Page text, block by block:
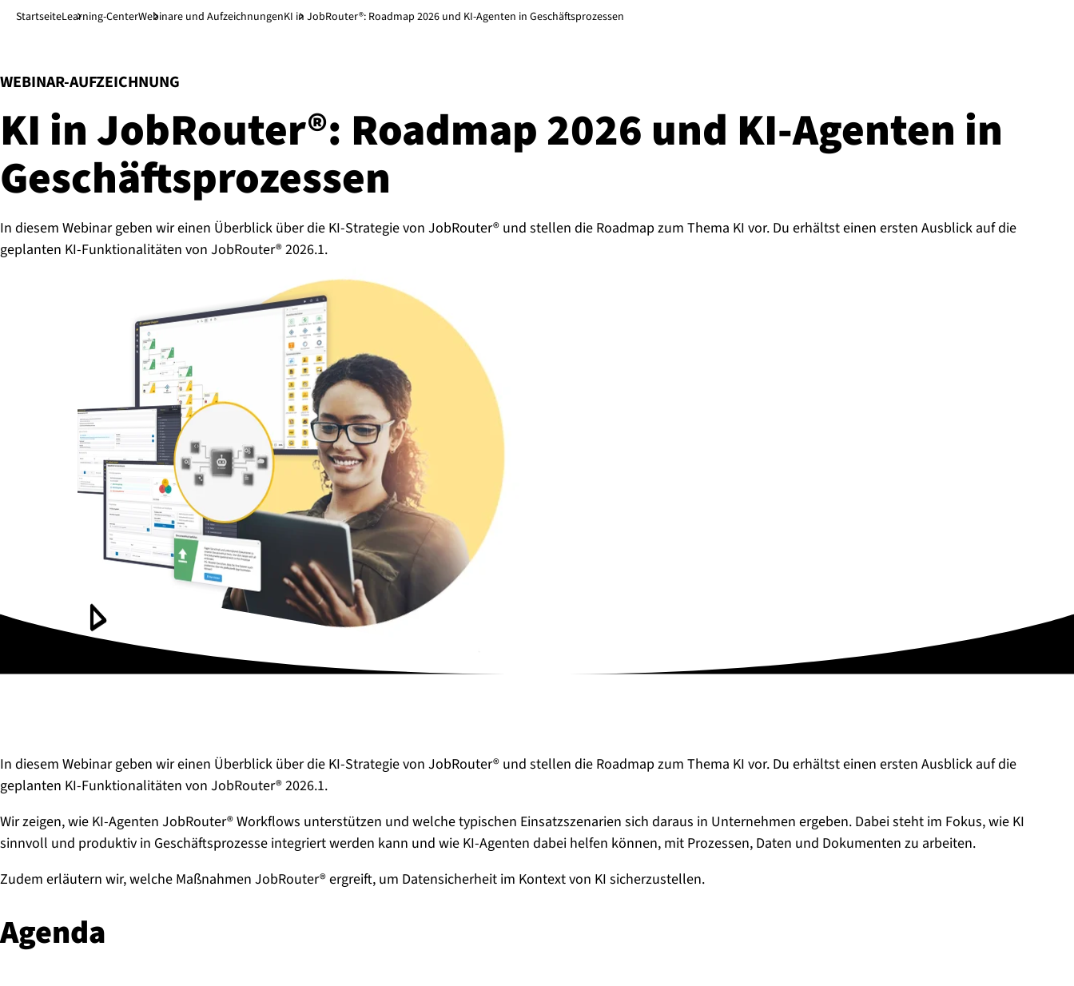
Direkt zum Hauptinhalt↓
StartseiteLearning-CenterWebinare und AufzeichnungenKI in JobRouter®: Roadmap 2026 und KI-Agenten in Geschäftsprozessen
WEBINAR-AUFZEICHNUNG
:
KI in JobRouter®: Roadmap 2026 und KI-Agenten in
Ge­schäfts­pro­zes­sen
In diesem Webinar geben wir einen Überblick über die KI-Strategie von JobRouter® und stellen die Roadmap zum Thema KI vor. Du erhältst einen ersten Ausblick auf die
geplanten KI-Funktionalitäten von JobRouter® 2026.1.
In diesem Webinar geben wir einen Überblick über die KI-Strategie von JobRouter® und stellen die Roadmap zum Thema KI vor. Du erhältst einen ersten Ausblick auf die
geplanten KI-Funktionalitäten von JobRouter® 2026.1.
Wir zeigen, wie KI-Agenten JobRouter® Workflows unterstützen und welche typischen Einsatzszenarien sich daraus in Unternehmen ergeben. Dabei steht im Fokus, wie KI
sinnvoll und produktiv in Geschäftsprozesse integriert werden kann und wie KI-Agenten dabei helfen können, mit Prozessen, Daten und Dokumenten zu arbeiten.
Zudem erläutern wir, welche Maßnahmen JobRouter® ergreift, um Datensicherheit im Kontext von KI sicherzustellen.
Agenda